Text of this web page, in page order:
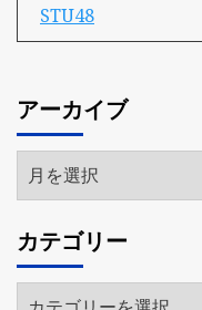
STU48
アーカイブ
ア
ー
イ
ブ
カテゴリー